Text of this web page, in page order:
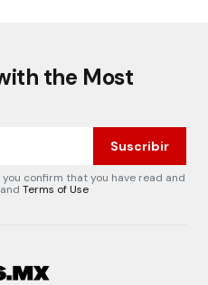
the Most
Suscribir
confirm that you have read and
and Terms of Use